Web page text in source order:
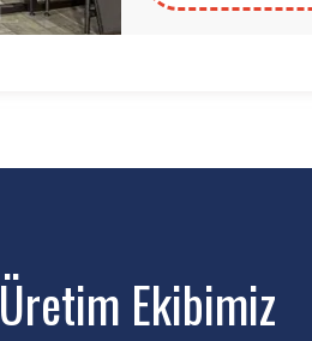
Üretim Ekibimiz